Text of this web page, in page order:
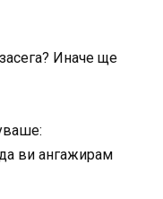
Иначе ще
ви ангажирам